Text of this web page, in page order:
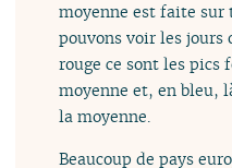
moyenne est faite sur
pouvons voir les jours
rouge ce sont les pics
moyenne et, en bleu,
la moyenne.
Beaucoup de pays